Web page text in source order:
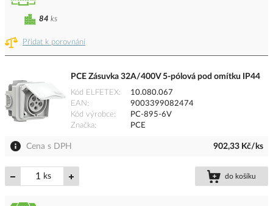
Přidat k porovnání
84 ks
PCE Zásuvka 32A/400V 5-pólová pod omítku IP44
Kód ELFETEX
10.080.067
EAN
9003399082474
Kód výrobce
PC-895-6V
Značka
PCE
Cena s DPH 902,33 Kč/ks
ks do košíku